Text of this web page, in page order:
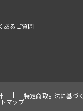
あるご質問
特定商取引法に基づ
マップ